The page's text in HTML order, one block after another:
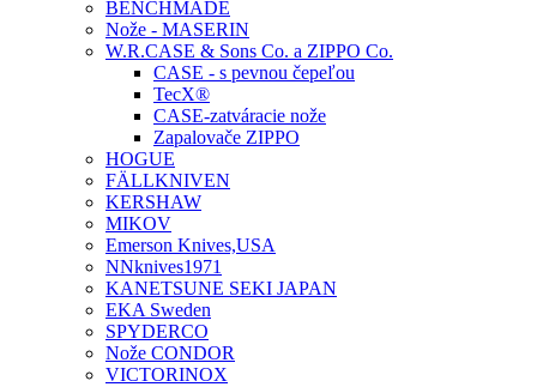
BENCHMADE
Nože - MASERIN
W.R.CASE & Sons Co. a ZIPPO Co.
CASE - s pevnou čepeľou
TecX®
CASE-zatváracie nože
Zapalovače ZIPPO
HOGUE
FÄLLKNIVEN
KERSHAW
MIKOV
Emerson Knives,USA
NNknives1971
KANETSUNE SEKI JAPAN
EKA Sweden
SPYDERCO
Nože CONDOR
VICTORINOX